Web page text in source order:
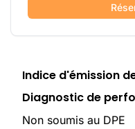
Indice d'émission
Diagnostic de
Non soumis au DPE